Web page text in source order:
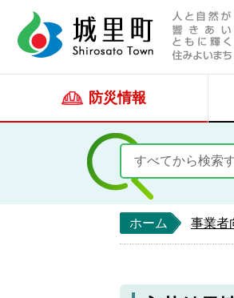
防災情報
ホーム 事業者